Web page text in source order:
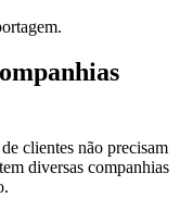
clientes não precisam
diversas companhias